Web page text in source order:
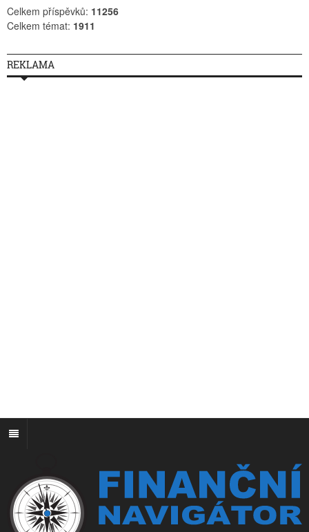
Celkem příspěvků: 11256
Celkem témat: 1911
REKLAMA